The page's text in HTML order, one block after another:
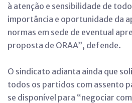
à atenção e sensibilidade de
importância e oportunidade da
normas em sede de eventual
proposta de ORAA”, defende.
O sindicato adianta ainda que
todos os partidos com assento
se disponível para “negociar